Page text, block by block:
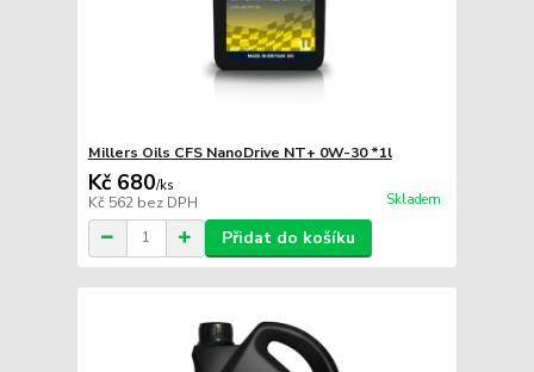
Millers Oils CFS NanoDrive NT+ 0W-30 *1l
Kč 680/ks
Kč 562 bez DPH Skladem
Přidat do košíku